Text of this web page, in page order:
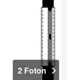
2 Foton